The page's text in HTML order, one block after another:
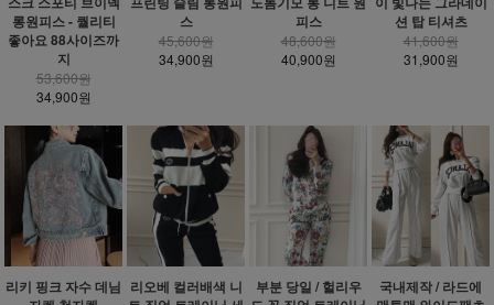
롱원피스 - 퀄리티
좋아요 88사이즈까
지
53,600원
34,900원
스
45,600원
34,900원
피스
48,600원
40,900원
션 탑 티셔츠
41,600원
31,900원
리키 핑크 자수 데님 리오베 컬러배색 니
부분 당일 / 헐리우
국내제작 / 라드에